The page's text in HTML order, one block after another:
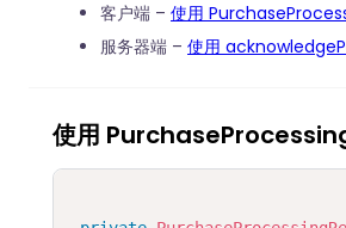
客户端 – 使用
服务器端 – 使用
使用